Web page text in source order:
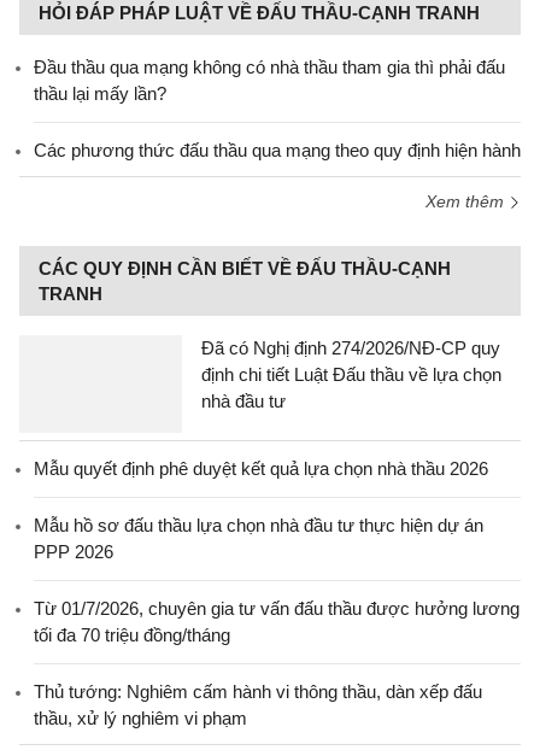
HỎI ĐÁP PHÁP LUẬT VỀ ĐẤU THẦU-CẠNH TRANH
Đầu thầu qua mạng không có nhà thầu tham gia thì phải đấu
thầu lại mấy lần?
Các phương thức đấu thầu qua mạng theo quy định hiện hành
Xem thêm
CÁC QUY ĐỊNH CẦN BIẾT VỀ ĐẤU THẦU-CẠNH
TRANH
Đã có Nghị định 274/2026/NĐ-CP quy
định chi tiết Luật Đấu thầu về lựa chọn
nhà đầu tư
Mẫu quyết định phê duyệt kết quả lựa chọn nhà thầu 2026
Mẫu hồ sơ đấu thầu lựa chọn nhà đầu tư thực hiện dự án
PPP 2026
Từ 01/7/2026, chuyên gia tư vấn đấu thầu được hưởng lương
tối đa 70 triệu đồng/tháng
Thủ tướng: Nghiêm cấm hành vi thông thầu, dàn xếp đấu
thầu, xử lý nghiêm vi phạm